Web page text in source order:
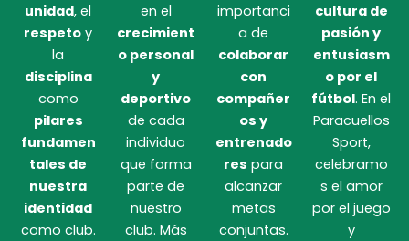
unidad, el
respeto y
la
disciplina
como
pilares
fundamen
tales de
nuestra
identidad
como club.
en el
crecimient
o personal
y
deportivo
de cada
individuo
que forma
parte de
nuestro
club. Más
importanci
a de
colaborar
con
compañer
os y
entrenado
res para
alcanzar
metas
conjuntas.
cultura de
pasión y
entusiasm
o por el
fútbol. En el
Paracuellos
Sport,
celebramo
s el amor
por el juego
y